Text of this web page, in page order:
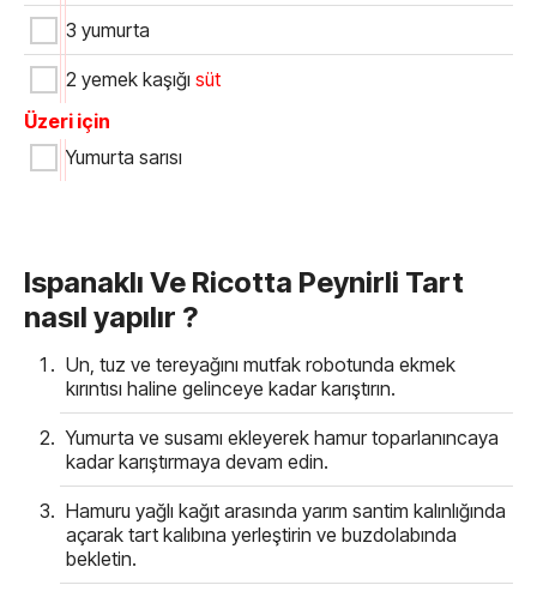
3 yumurta
2 yemek kaşığı süt
Üzeri için
Yumurta sarısı
Ispanaklı Ve Ricotta Peynirli Tart
nasıl yapılır ?
Un, tuz ve tereyağını mutfak robotunda ekmek
kırıntısı haline gelinceye kadar karıştırın.
Yumurta ve susamı ekleyerek hamur toparlanıncaya
kadar karıştırmaya devam edin.
Hamuru yağlı kağıt arasında yarım santim kalınlığında
açarak tart kalıbına yerleştirin ve buzdolabında
bekletin.